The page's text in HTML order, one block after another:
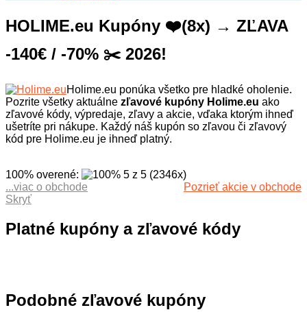
HOLIME.eu Kupóny ❤️(8x) → ZĽAVA
-140€ / -70% ✂️ 2026!
Holime.eu ponúka všetko pre hladké oholenie.
Pozrite všetky aktuálne zľavové kupóny Holime.eu ako
zľavové kódy, výpredaje, zľavy a akcie, vďaka ktorým ihneď
ušetríte pri nákupe. Každý náš kupón so zľavou či zľavový
kód pre Holime.eu je ihneď platný.
100% overené: 5 z 5 (2346x)
Pozrieť akcie v obchode
Internetový obchod na holiace
Holime.eu ponúka len kvalitné
produkty pre náročných. Eshop
depilátory, zastrihávač fúzov a
vlasov, ďalej nNáhradné planžety,
...viac o obchode
Skryť
Platné kupóny a zľavové kódy
Podobné zľavové kupóny